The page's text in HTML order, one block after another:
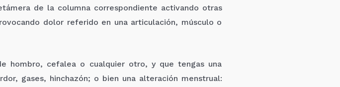
de la columna correspondiente activando otras
dolor referido en una articulación, músculo o
hombro, cefalea o cualquier otro, y que tengas una
gases, hinchazón; o bien una alteración menstrual: